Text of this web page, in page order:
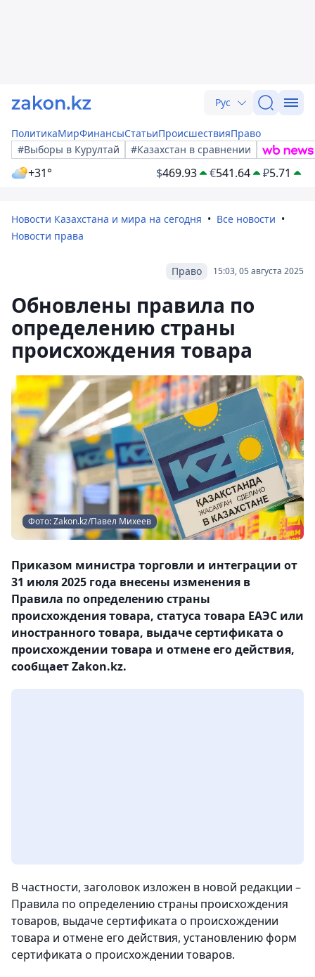
Рус
ПолитикаМирФинансыСтатьиПроисшествияПраво
#Выборы в Курултай
#Казахстан в сравнении
+31° $469.93 €541.64 ₽5.71
Новости Казахстана и мира на сегодня
Все новости
Новости права
15:03, 05 августа 2025
Право
Обновлены правила по
определению страны
происхождения товара
Фото: Zakon.kz/Павел Михеев
Приказом министра торговли и интеграции от
31 июля 2025 года внесены изменения в
Правила по определению страны
происхождения товара, статуса товара ЕАЭС или
иностранного товара, выдаче сертификата о
происхождении товара и отмене его действия,
сообщает Zakon.kz.
В частности, заголовок изложен в новой редакции –
Правила по определению страны происхождения
товаров, выдаче сертификата о происхождении
товара и отмене его действия, установлению форм
сертификата о происхождении товаров.